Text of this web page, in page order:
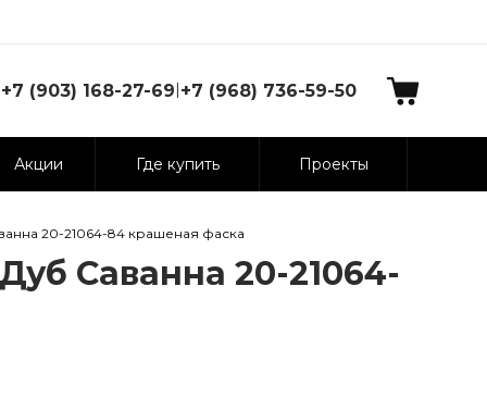
+7 (903) 168-27-69|+7 (968) 736-59-50
Акции Где купить Проекты
20-21064-84 крашеная фаска
Саванна 20-21064-